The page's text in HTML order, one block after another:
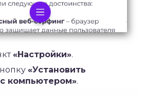
«Настройки».
«Установить
компьютером».